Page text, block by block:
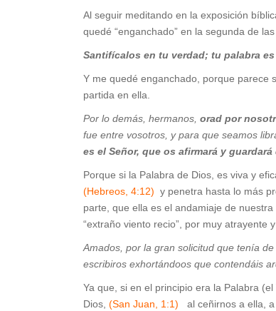
Al seguir meditando en la exposición
quedé “enganchado” en la segunda de
Santifícalos en tu verdad; tu palabra es
Y me quedé enganchado, porque parece
partida en ella.
Por lo demás, hermanos, orad por
fue entre vosotros, y para que seamos
es el Señor, que os afirmará y guardará
Porque si la Palabra de Dios, es viva y
(Hebreos, 4:12) y penetra hasta lo más
parte, que ella es el andamiaje de
“extraño viento recio”, por muy atrayente
Amados, por la gran solicitud que tenía
escribiros exhortándoos que contendáis
Ya que, si en el principio era la Palabra
Dios, (San Juan, 1:1)
al ceñirnos a ella,